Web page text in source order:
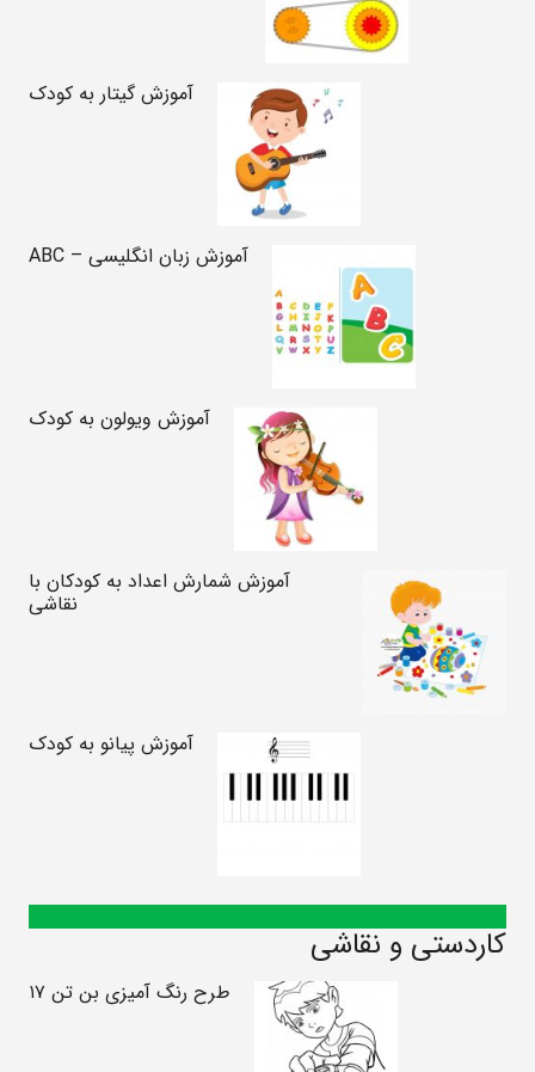
آموزش گیتار به کودک
آموزش زبان انگلیسی – ABC
آموزش ویولون به کودک
آموزش شمارش اعداد به کودکان با
نقاشی
آموزش پیانو به کودک
کاردستی و نقاشی
طرح رنگ آمیزی بن تن ۱۷